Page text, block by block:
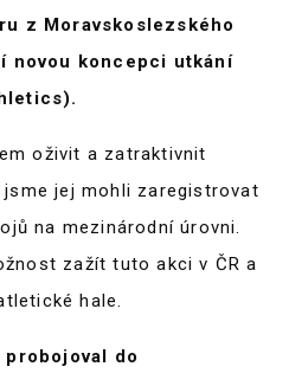
z Moravskoslezského
novou koncepci utkání
oživit a zatraktivnit
jej mohli zaregistrovat
na mezinárodní úrovni.
zažít tuto akci v ČR a
hale.
do